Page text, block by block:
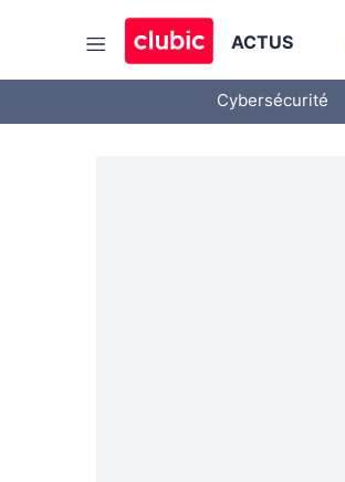
ACTUS
Cybersécurité